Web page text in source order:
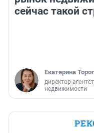
сейчас такой
Екатерина
директор
недвижимости